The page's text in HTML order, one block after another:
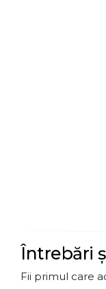
Întrebări
Fii primul care